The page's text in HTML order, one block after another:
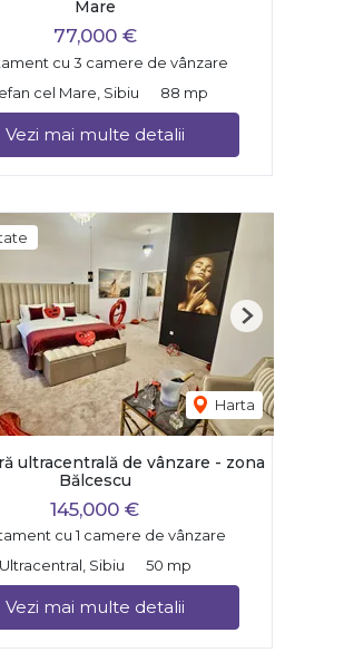
Mare
77,000 €
cu 3 camere de vânzare
cel Mare, Sibiu
88 mp
Vezi mai multe detalii
Harta
Next
ultracentrală de vânzare - zona
Bălcescu
145,000 €
cu 1 camere de vânzare
Ultracentral, Sibiu
50 mp
Vezi mai multe detalii